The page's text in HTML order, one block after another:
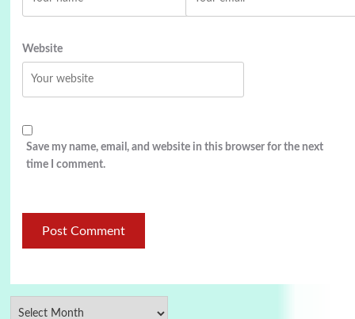
Website
Save my name, email, and website in this browser for the next
time I comment.